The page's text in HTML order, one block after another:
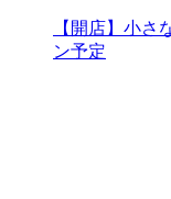
【開店】小さ
ン予定